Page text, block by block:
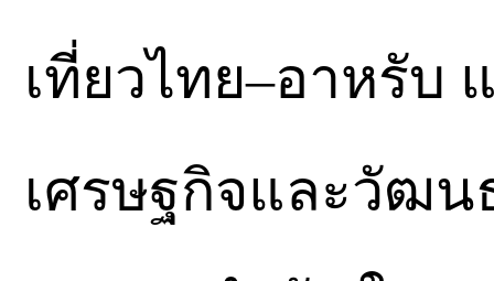
เที่ยวไทย–อาหรับ
เศรษฐกิจและวัฒน